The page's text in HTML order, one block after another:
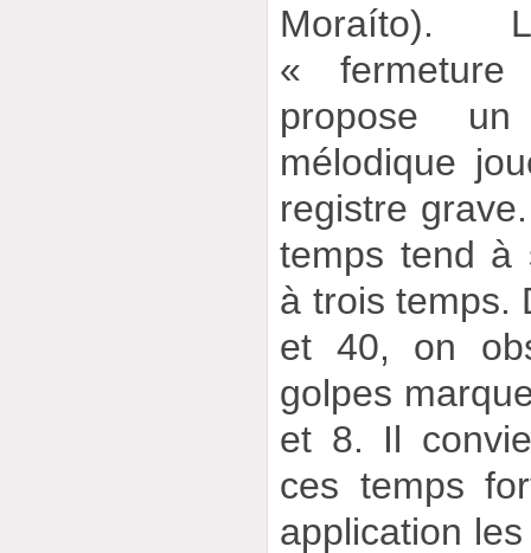
Moraíto).
«
propose
mélodique
registre
temps tend à
à trois temps.
et 40, on
golpes
et 8. Il
ces temps
application